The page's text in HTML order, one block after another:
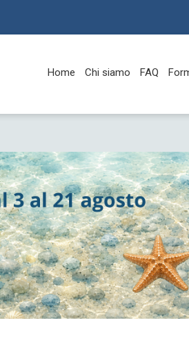
Home Chi siamo FAQ